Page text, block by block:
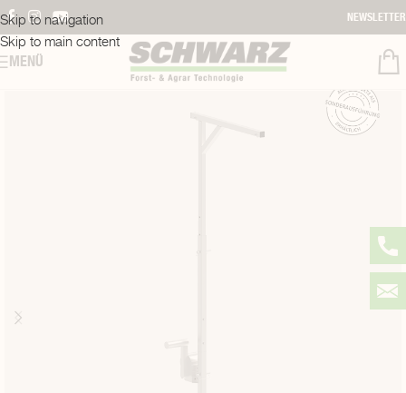
Skip to navigation
Skip to main content
NEWSLETTER
MENÜ